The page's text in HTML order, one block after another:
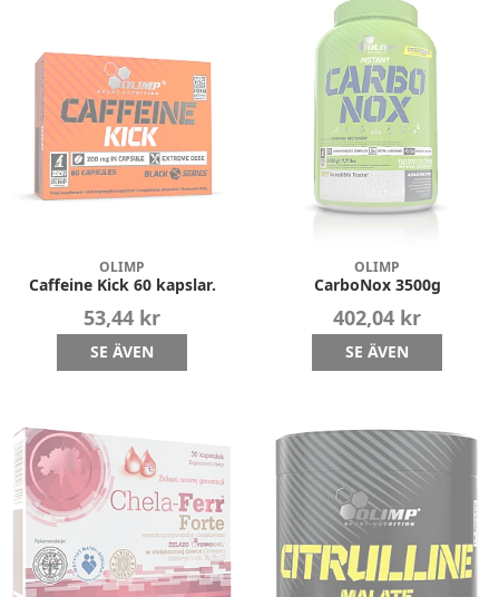
OLIMP
Caffeine Kick 60 kapslar.
53,44 kr
SE ÄVEN
OLIMP
CarboNox 3500g
402,04 kr
SE ÄVEN